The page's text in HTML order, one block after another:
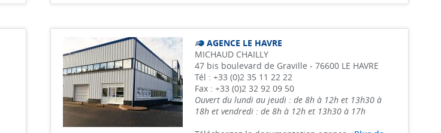
AGENCE LE HAVRE
MICHAUD CHAILLY
47 bis boulevard de Graville - 76600 LE HAVRE
Tél : +33 (0)2 35 11 22 22
Fax : +33 (0)2 32 92 09 50
Ouvert du lundi au jeudi : de 8h à 12h et 13h30 à
18h et vendredi : de 8h à 12h et 13h30 à 17h